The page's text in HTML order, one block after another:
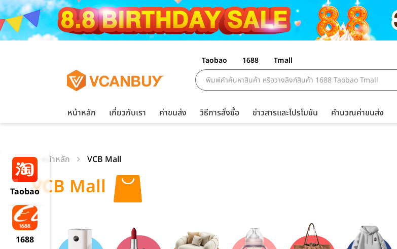
Taobao
1688
Taobao 1688 Tmall
หน้าหลัก เกี่ยวกับเรา ค่าขนส่ง วิธีการสั่งซื้อ ข่าวสารและโปรโมชัน คำนวณค่าขนส่ง
หน้าหลัก VCB Mall
VCB Mall